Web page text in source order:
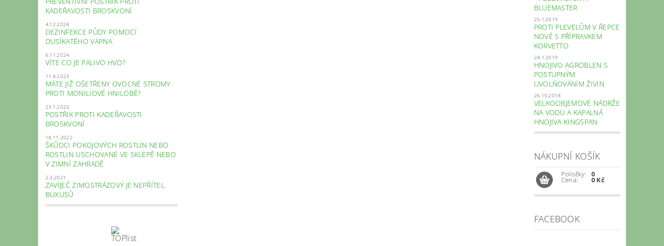
KADEŘAVOSTI BROSKVONÍ
4.12.2024
DEZINFEKCE PŮDY POMOCÍ
DUSÍKATÉHO VÁPNA
6.11.2024
VÍTE CO JE PALIVO HVO?
11.8.2023
MÁTE JIŽ OŠETŘENY OVOCNÉ STROMY
PROTI MONILIOVÉ HNILOBĚ?
23.1.2023
POSTŘIK PROTI KADEŘAVOSTI
BROSKVONÍ
18.11.2022
ŠKŮDCI POKOJOVÝCH ROSTLIN NEBO
ROSTLIN USCHOVANÉ VE SKLEPĚ NEBO
V ZIMNÍ ZAHRADĚ
2.3.2021
ZAVÍJEČ ZIMOSTRÁZOVÝ JE NEPŘÍTEL
BUXUSŮ
BLUEMASTER
25.1.2019
PROTI PLEVELŮM V ŘEPCE
NOVĚ S PŘÍPRAVKEM
KORVETTO
24.1.2019
HNOJIVO AGROBLEN S
POSTUPNÝM
UVOLŇOVÁNÍM ŽIVIN
26.10.2018
VELKOOBJEMOVÉ NÁDRŽE
NA VODU A KAPALNÁ
HNOJIVA KINGSPAN
NÁKUPNÍ KOŠÍK
Položky:
Cena:
0
0 Kč
FACEBOOK